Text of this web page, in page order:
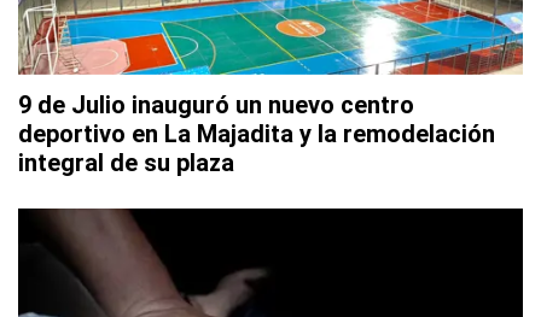
9 de Julio inauguró un nuevo centro
deportivo en La Majadita y la remodelación
integral de su plaza